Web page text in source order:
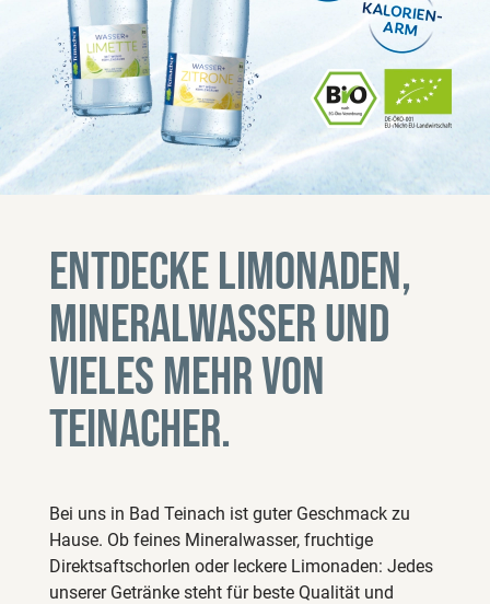
Entdecke Limonaden,
Mineralwasser und
vieles mehr von
Teinacher.
Bei uns in Bad Teinach ist guter Geschmack zu
Hause. Ob feines Mineralwasser, fruchtige
Direktsaftschorlen oder leckere Limonaden: Jedes
unserer Getränke steht für beste Qualität und